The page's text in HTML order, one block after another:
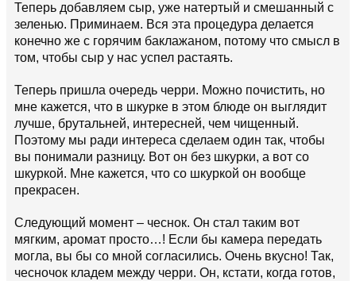
Теперь добавляем сыр, уже натертый и смешанный с
зеленью. Приминаем. Вся эта процедура делается
конечно же с горячим баклажаном, потому что смысл в
том, чтобы сыр у нас успел растаять.
Теперь пришла очередь черри. Можно почистить, но
мне кажется, что в шкурке в этом блюде он выглядит
лучше, брутальней, интересней, чем чищенный.
Поэтому мы ради интереса сделаем один так, чтобы
вы понимали разницу. Вот он без шкурки, а вот со
шкуркой. Мне кажется, что со шкуркой он вообще
прекрасен.
Следующий момент – чеснок. Он стал таким вот
мягким, аромат просто…! Если бы камера передать
могла, вы бы со мной согласились. Очень вкусно! Так,
чесночок кладем между черри. Он, кстати, когда готов,